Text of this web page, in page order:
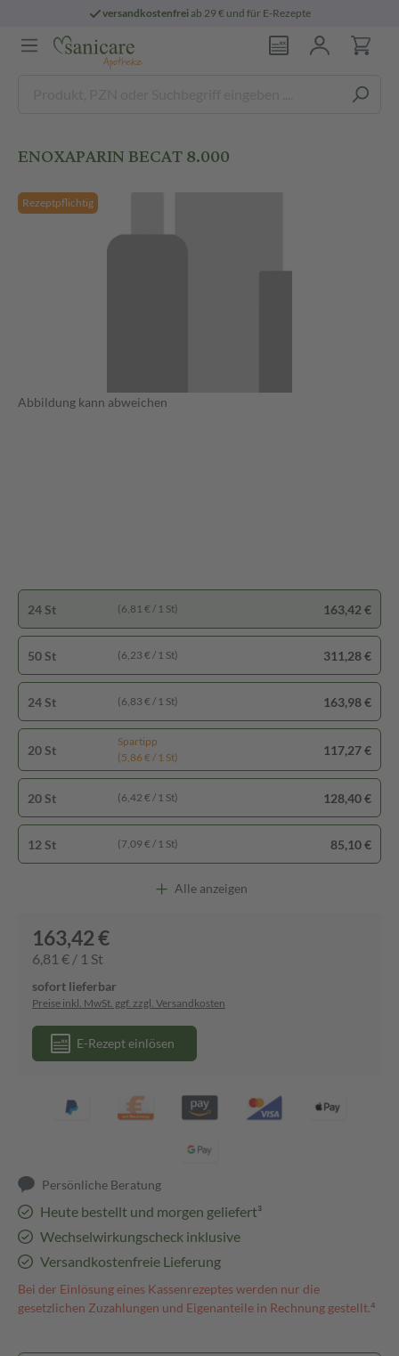
versandkostenfreiab 29 € und für E-Rezepte
ENOXAPARIN BECAT 8.000
Rezeptpflichtig
Abbildung kann abweichen
50 St (6,23 € / 1 St) 311,28 €
24 St (6,83 € / 1 St) 163,98 €
24 St (6,81 € / 1 St) 163,42 €
20 St
Spartipp
(5,86 € / 1 St)
117,27 €
20 St (6,42 € / 1 St) 128,40 €
12 St (7,09 € / 1 St) 85,10 €
Alle anzeigen
163,42 €
6,81 € / 1 St
sofort lieferbar
Preise inkl. MwSt. ggf. zzgl. Versandkosten
E-Rezept einlösen
Persönliche Beratung
Heute bestellt und morgen geliefert³
Wechselwirkungscheck inklusive
Versandkostenfreie Lieferung
Bei der Einlösung eines Kassenrezeptes werden nur die
gesetzlichen Zuzahlungen und Eigenanteile in Rechnung gestellt.⁴